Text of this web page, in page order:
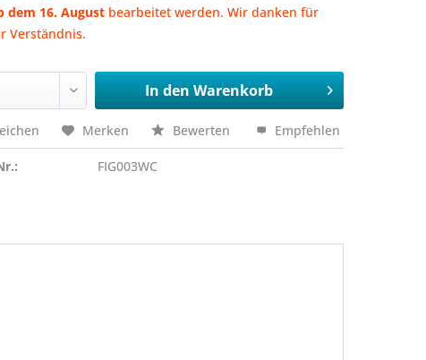
dem 16. August bearbeitet werden. Wir danken für
Verständnis.
In den Warenkorb
Merken Bewerten Empfehlen
FIG003WC